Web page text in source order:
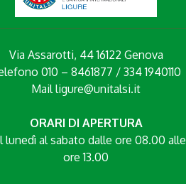
Via Assarotti, 44 16122 Genova
010 – 8461877 / 334 1940110
Mailligure@unitalsi.it
ORARI DI APERTURA
lunedì al sabato dalle ore 08.00 alle
ore 13.00